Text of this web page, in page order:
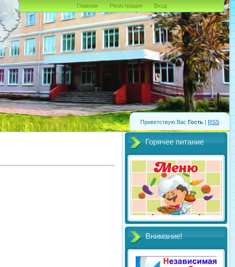
Приветствую Вас Гость | RSS
Главная Регистрация Вход
Горячее питание
Внимание!